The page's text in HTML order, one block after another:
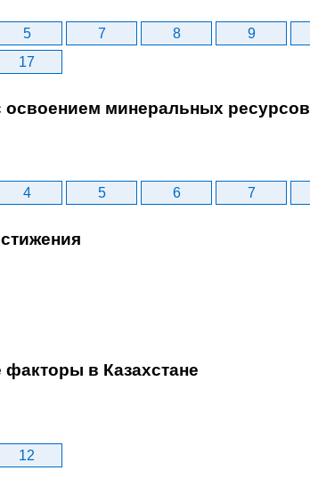
5 7 8 9
17
минеральных ресурсов
4 5 6 7
в Казахстане
12